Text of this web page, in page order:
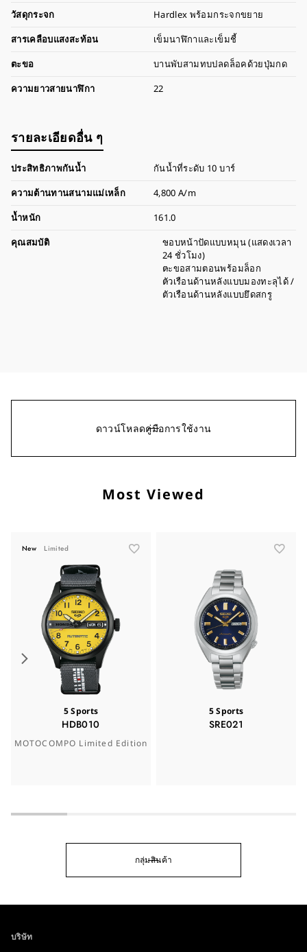
วัสดุกระจก
Hardlex พร้อมกระจกขยาย
สารเคลือบแสงสะท้อน
เข็มนาฬิกาและเข็มชี้
ตะขอ
บานพับสามทบปลดล็อคด้วยปุ่มกด
ความยาวสายนาฬิกา
22
รายละเอียดอื่น ๆ
ประสิทธิภาพกันน้ำ
กันน้ำที่ระดับ 10 บาร์
ความต้านทานสนามแม่เหล็ก
4,800 A/m
น้ำหนัก
161.0
คุณสมบัติ
ขอบหน้าปัดแบบหมุน (แสดงเวลา
24 ชั่วโมง)
ตะขอสามตอนพร้อมล็อก
ตัวเรือนด้านหลังแบบมองทะลุได้ /
ตัวเรือนด้านหลังแบบยึดสกรู
ดาวน์โหลดคู่มือการใช้งาน
Most Viewed
New Limited
5 Sports
HDB010
MOTOCOMPO Limited Edition
5 Sports
SRE021
กลุ่มสินค้า
บริษัท